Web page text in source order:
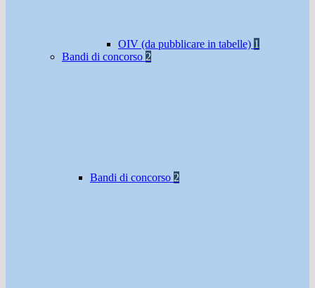
OIV (da pubblicare in tabelle) 1
Bandi di concorso 2
Bandi di concorso 2